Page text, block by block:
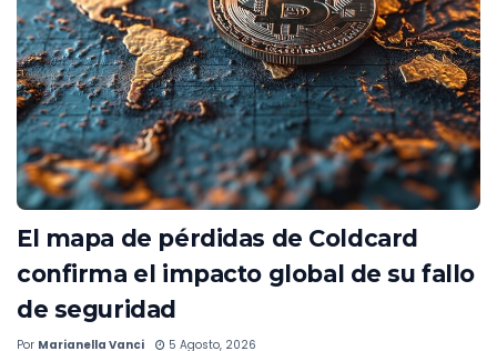
El mapa de pérdidas de Coldcard
confirma el impacto global de su fallo
de seguridad
Por Marianella Vanci 5 Agosto, 2026